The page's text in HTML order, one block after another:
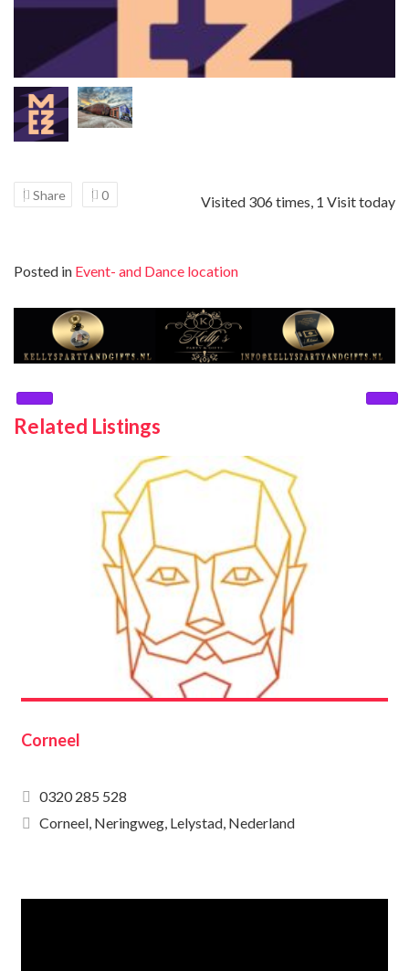
Share 0 Visited 306 times, 1 Visit today
Posted in Event- and Dance location
Related Listings
Corneel
0320 285 528
Corneel, Neringweg, Lelystad, Nederland